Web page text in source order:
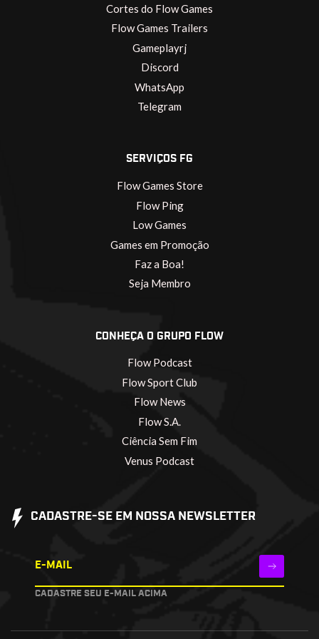
Cortes do Flow Games
Flow Games Trailers
Gameplayrj
Discord
WhatsApp
Telegram
SERVIÇOS FG
Flow Games Store
Flow Ping
Low Games
Games em Promoção
Faz a Boa!
Seja Membro
CONHEÇA O GRUPO FLOW
Flow Podcast
Flow Sport Club
Flow News
Flow S.A.
Ciência Sem Fim
Venus Podcast
CADASTRE-SE EM NOSSA NEWSLETTER
E-MAIL
CADASTRE SEU E-MAIL ACIMA